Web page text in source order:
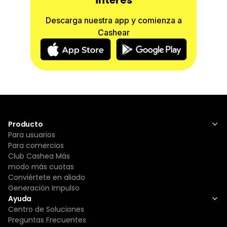
adecuados para su carga de batería.En caso de
TELEVISORES, el despachador de la tienda está
en la obligación de mostrar al cliente las
condiciones físicas (ENCENDIDO, PANTALLA,
BOTON, ENCHUFE Y ACCESORIOS) ya que por
defectos físicos solo se cambiarán al momento
de la entrega del producto.
N° 1 del presente documento.
Celulares: GENERALES 1 MES/SAMSUNG Y APPLE
2 MESES.
Laptops y pc: 1 MES.Tv y monitores: 15 DIAS
Consolas y router: 1 MES
Impresoras: 1 MES
Cámaras y cornetas: 1 MES
Artíuclos hogar y otros: 15 DIAS
Aire Acondicionado: 1 MES (ciertas condiciones
aplican)
Descarga nuestra app y comienza a
Cashear
Producto
Para usuarios
Para comercios
Club Cashea Más
modo más cuotas
Conviértete en aliado
Generación Impulso
Ayuda
Centro de Soluciones
Preguntas Frecuentes